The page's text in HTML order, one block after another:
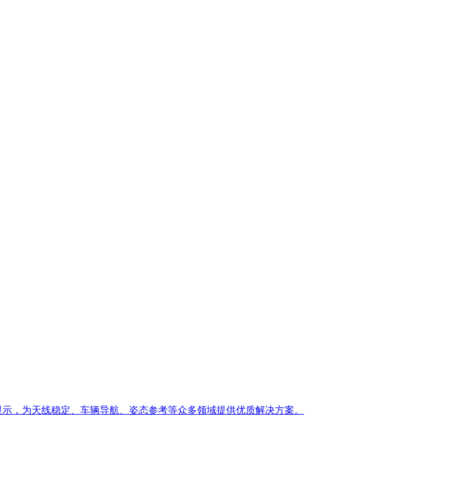
，为天线稳定、车辆导航、姿态参考等众多领域提供优质解决方案。